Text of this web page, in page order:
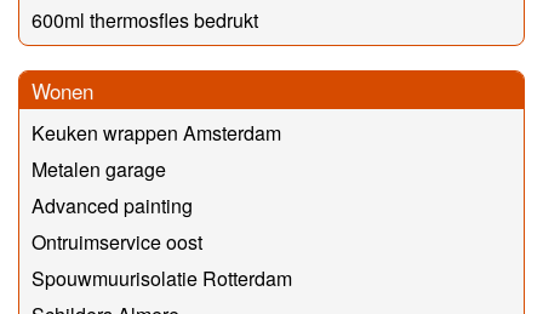
600ml thermosfles bedrukt
Wonen
Keuken wrappen Amsterdam
Metalen garage
Advanced painting
Ontruimservice oost
Spouwmuurisolatie Rotterdam